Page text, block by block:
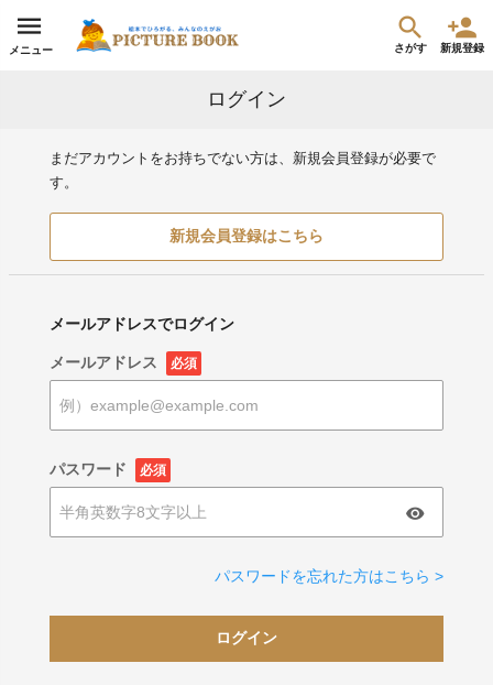
メニュー さがす 新規登録
ログイン
まだアカウントをお持ちでない方は、新規会員登録が必要で
す。
新規会員登録はこちら
メールアドレスでログイン
メールアドレス 必須
パスワード 必須
パスワードを忘れた方はこちら >
ログイン